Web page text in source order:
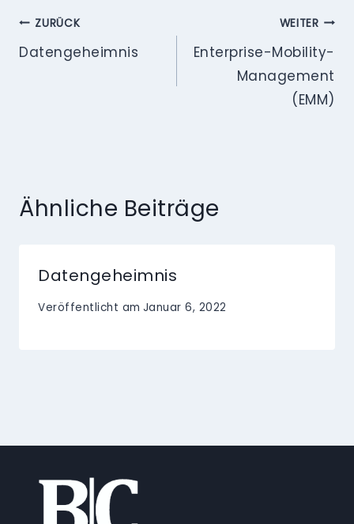
Beitragsnavigation
ZURÜCK
Datengeheimnis
WEITER
Enterprise-Mobility-
Management
(EMM)
Ähnliche Beiträge
Datengeheimnis
Veröffentlicht am Januar 6, 2022